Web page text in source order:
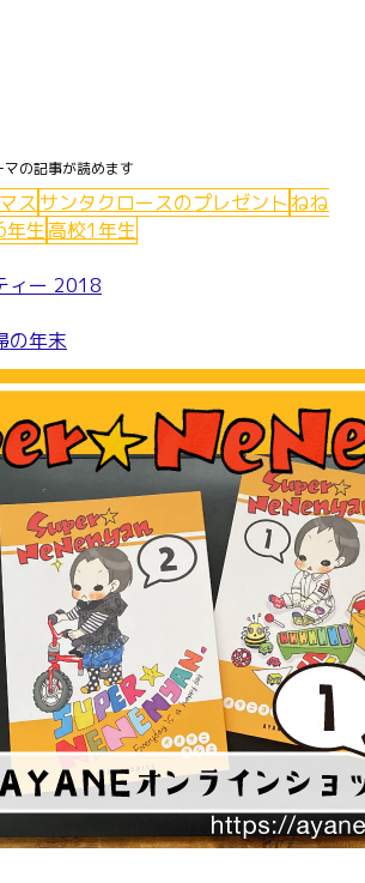
ス サンタクロースのプレゼントねね
年生高校1年生
ィー 2018
の年末